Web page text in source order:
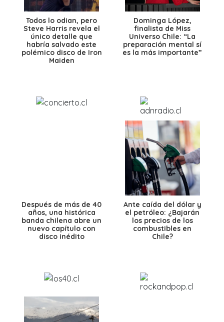
Todos lo odian, pero
Steve Harris revela el
único detalle que
habría salvado este
polémico disco de Iron
Maiden
Dominga López,
finalista de Miss
Universo Chile: “La
preparación mental sí
es la más importante”
Después de más de 40
años, una histórica
banda chilena abre un
nuevo capítulo con
disco inédito
Ante caída del dólar y
el petróleo: ¿Bajarán
los precios de los
combustibles en
Chile?